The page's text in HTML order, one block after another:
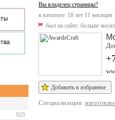
523
Вы владелец страницы?
в каталоге: 18 лет 11 месяцев
был на сайте: больше
Добавить в избранное
Специализация: